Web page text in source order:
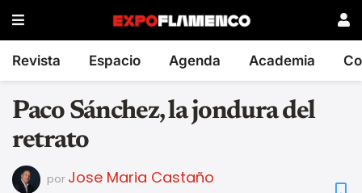
Revista Espacio Agenda Academia
Paco Sánchez, la jondura del
retrato
por Jose Maria Castaño